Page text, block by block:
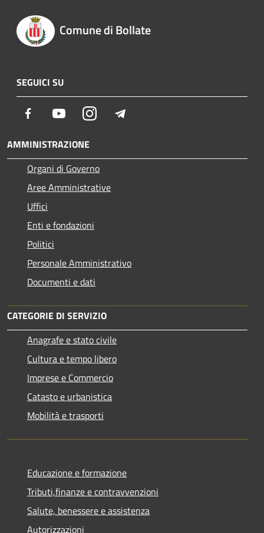
Comune di Bollate
SEGUICI SU
Facebook YoutubeInstagram
AMMINISTRAZIONE
Organi di Governo
Aree Amministrative
Uffici
Enti e fondazioni
Politici
Personale Amministrativo
Documenti e dati
CATEGORIE DI SERVIZIO
Anagrafe e stato civile
Cultura e tempo libero
Imprese e Commercio
Catasto e urbanistica
Mobilità e trasporti
Educazione e formazione
Tributi,finanze e contravvenzioni
Salute, benessere e assistenza
Autorizzazioni